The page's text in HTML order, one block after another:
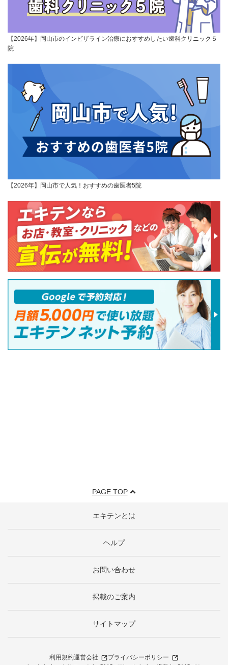
【2026年】岡山市のインビザライン治療におすすめしたい歯科クリニック５
院
【2026年】岡山市で人気！おすすめの歯医者5院
PAGE TOP
エキテンとは
ヘルプ
お問い合わせ
掲載のご案内
サイトマップ
利用規約運営会社
プライバシーポリシー